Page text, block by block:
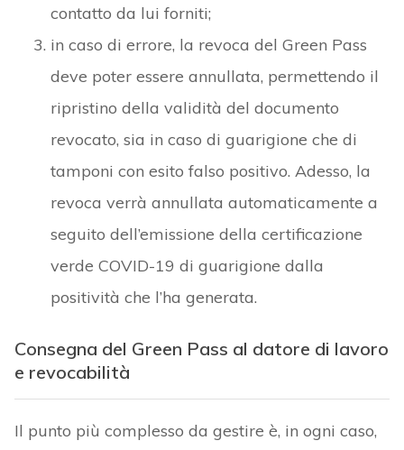
contatto da lui forniti;
in caso di errore, la revoca del Green Pass
deve poter essere annullata, permettendo il
ripristino della validità del documento
revocato, sia in caso di guarigione che di
tamponi con esito falso positivo. Adesso, la
revoca verrà annullata automaticamente a
seguito dell’emissione della certificazione
verde COVID-19 di guarigione dalla
positività che l’ha generata.
Consegna del Green Pass al datore di lavoro
e revocabilità
Il punto più complesso da gestire è, in ogni caso,